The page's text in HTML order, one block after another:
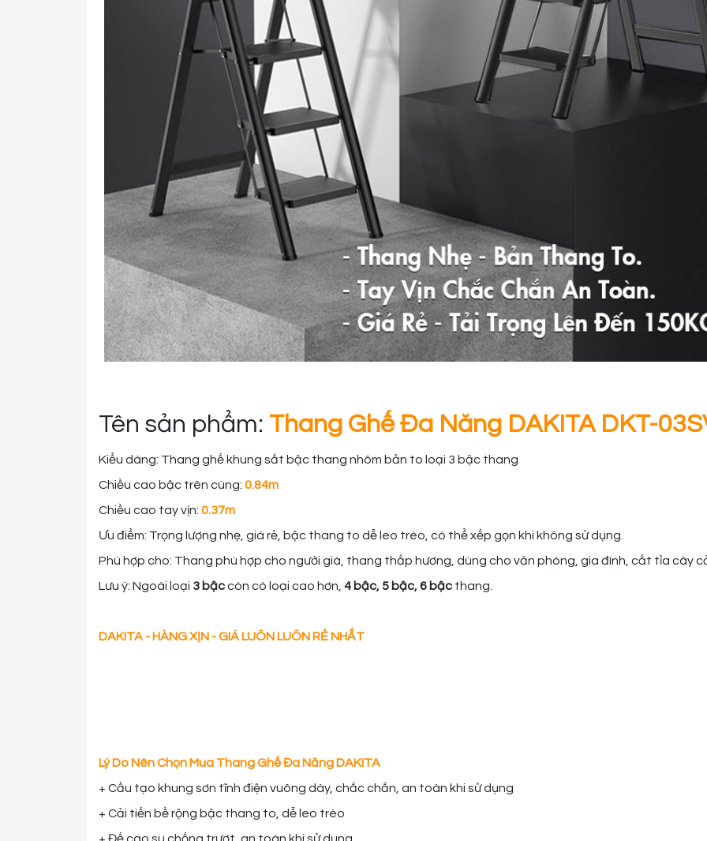
Tên sản phẩm: Thang Ghế Đa Năng DAKITA DKT-
Kiểu dáng: Thang ghế khung sắt bậc thang nhôm bản to loại 3 bậc thang
Chiều cao bậc trên cùng: 0.84m
Chiều cao tay vịn: 0.37m
Ưu điểm: Trọng lượng nhẹ, giá rẻ, bậc thang to dễ leo trèo, có thể xếp gọn khi không sử dụng.
Phù hợp cho: Thang phù hợp cho người già, thang thắp hương, dùng cho văn phòng, gia đình, cắt tỉa cây
Lưu ý: Ngoài loại 3 bậccòn có loại cao hơn, 4 bậc, 5 bậc, 6 bậc thang.
DAKITA - HÀNG XỊN - GIÁ LUÔN LUÔN RẺ NHẤT
Lý Do Nên Chọn Mua Thang Ghế Đa Năng DAKITA
+ Cấu tạo khung sơn tĩnh điện vuông dày, chắc chắn, an toàn khi sử dụng
+ Cải tiến bề rộng bậc thang to, dễ leo trèo
+ Đế cao su chống trượt, an toàn khi sử dụng